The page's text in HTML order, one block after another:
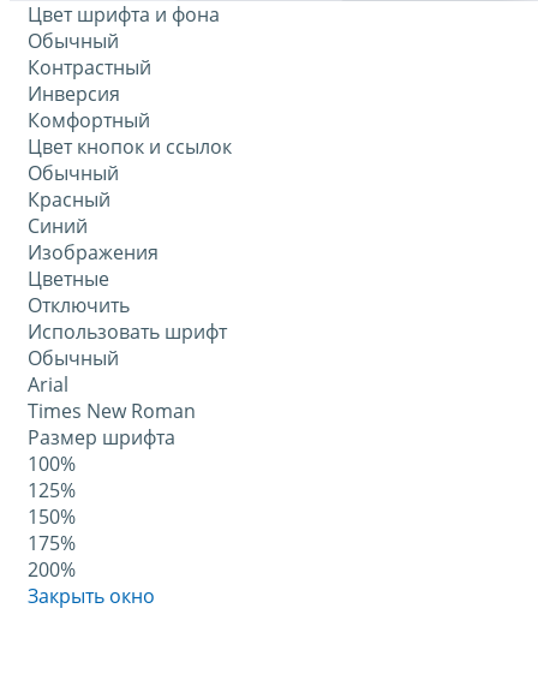
Цвет шрифта и фона
Обычный
Контрастный
Инверсия
Комфортный
Цвет кнопок и ссылок
Обычный
Красный
Синий
Изображения
Цветные
Отключить
Использовать шрифт
Обычный
Arial
Times New Roman
Размер шрифта
100%
125%
150%
175%
200%
Закрыть окно